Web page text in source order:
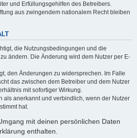
und Erfüllungsgehilfen des Betreibers.
aus zwingendem nationalem Recht bleiben
die Nutzungsbedingungen und die
ändern. Die Änderung wird dem Nutzer per E-
den Änderungen zu widersprechen. Im Falle
das zwischen dem Betreiber und dem Nutzer
mit sofortiger Wirkung.
als anerkannt und verbindlich, wenn der Nutzer
hat.
mit deinen persönlichen Daten
enthalten.